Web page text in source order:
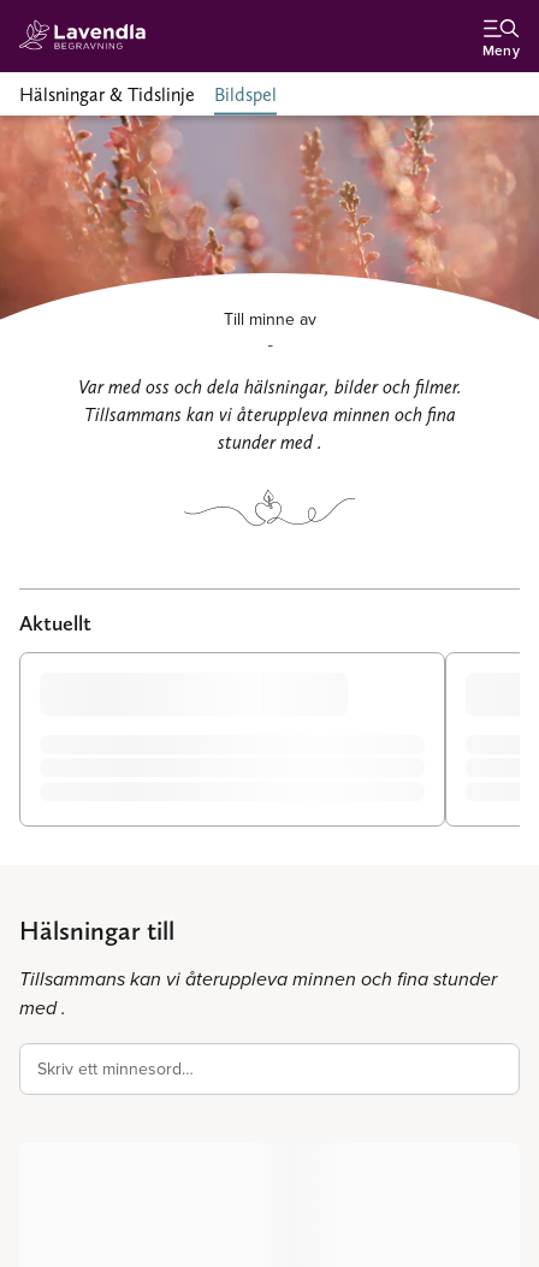
Meny
Hälsningar & Tidslinje Bildspel
Till minne av
-
Var med oss och dela hälsningar, bilder och filmer.
Tillsammans kan vi återuppleva minnen och fina
stunder med .
Aktuellt
Hälsningar till
Tillsammans kan vi återuppleva minnen och fina stunder
med .
Skriv ett minnesord…